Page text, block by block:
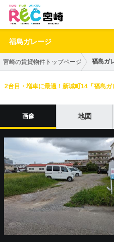
福島ガレージ
宮崎の賃貸物件トップページ 福島ガ
2台目・増車に最適！新城町14「福島
画像 地図